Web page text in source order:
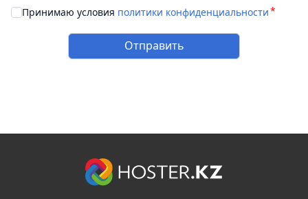
Принимаю условия политики конфиденциальности
Отправить